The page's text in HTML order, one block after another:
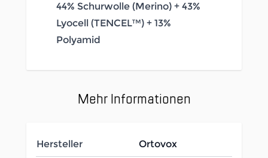
44% Schurwolle (Merino) + 43%
Lyocell (TENCEL™) + 13%
Polyamid
Mehr Informationen
Hersteller Ortovox